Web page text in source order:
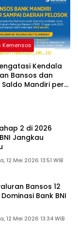
Kemensos
Kendala
Bansos dan
Mandiri per
2 di 2026
Jangkau
Selasa, 12 Mei 2026 13:51 WIB
Bansos 12
Bank BNI
Selasa, 12 Mei 2026 13:34 WIB